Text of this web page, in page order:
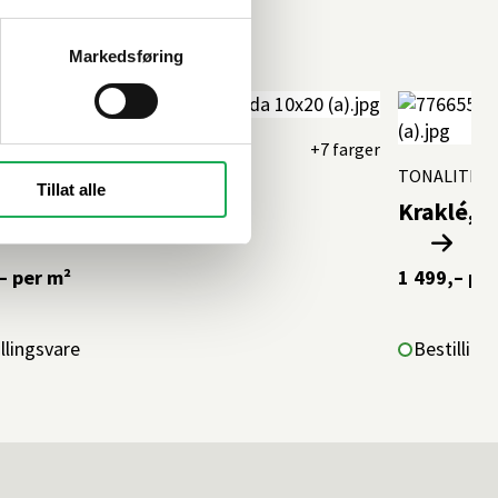
Markedsføring
Tillat alle
Giada 10x20 Flis
+7 farger
per m²
Kraklé,
TONALITE
1 499,–